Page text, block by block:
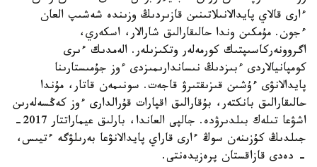
ءارى قالاي پايدالانىلاتىنىن قازىردىڭ وزىندە شەشىپ العان
ءجون. مۇمكىن وندا حالىقارالىق شارالار، اسكەري،
اگروونەركاسىپتىك كورمەلەر وتكىزىلەر. الەمدىك ءىرى
كومپانيالاردى ءبىزدىڭ نىساندارىمىزدى ءوز جۇمىستارىنا
پايدالانۋى ءۇشىن قىزىقتىرۋ قاجەت. سونىمەن قاتار، مۇندا
حالىقارالىق بانكتەر، بۇقارالىق اقپارات قۇرالدارى ءوز كەڭسەلەرىن
اشۋعا تىلەك بىلدىرۋدە. جالپى العاندا، بارلىق عيماراتتار 2017-
جىلدىڭ كۇزىنەن سوڭ ءارى قاراي پايدالانۋعا بەرىلۋگە ءتيىس،
- دەدى قازاقستان پرەزيدەنتى.